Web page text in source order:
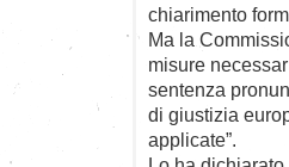
chiarimento
Ma la
misure
sentenza
di giustizia
applicate”.